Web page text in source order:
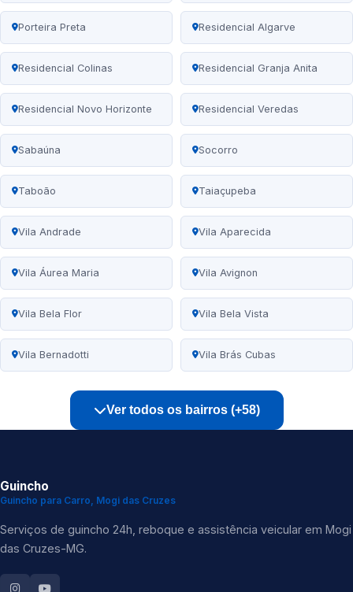
Porteira Preta Residencial Algarve
Residencial Colinas Residencial Granja Anita
Residencial Novo Horizonte Residencial Veredas
Sabaúna Socorro
Taboão Taiaçupeba
Vila Andrade Vila Aparecida
Vila Áurea Maria Vila Avignon
Vila Bela Flor Vila Bela Vista
Vila Bernadotti Vila Brás Cubas
Ver todos os bairros (+58)
Guincho
Guincho para Carro, Mogi das Cruzes
Serviços de guincho 24h, reboque e assistência veicular em Mogi
das Cruzes-MG.